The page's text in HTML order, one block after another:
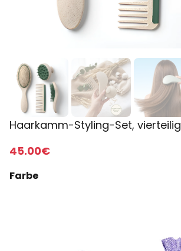
Haarkamm-Styling-Set, vierteilig
45.00€
Farbe